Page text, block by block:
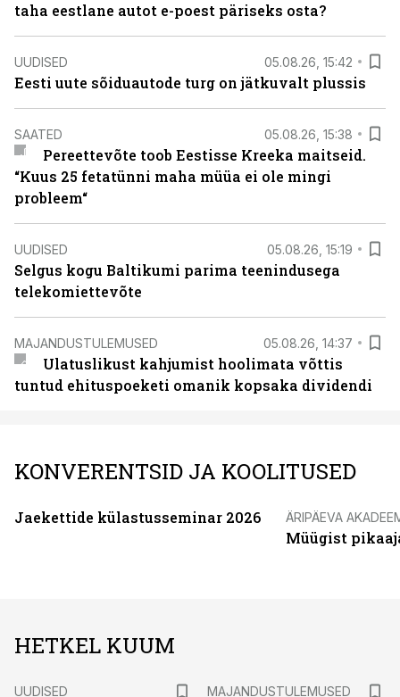
taha eestlane autot e-poest päriseks osta?
UUDISED 05.08.26, 15:42
Eesti uute sõiduautode turg on jätkuvalt plussis
SAATED 05.08.26, 15:38
Pereettevõte toob Eestisse Kreeka maitseid.
“Kuus 25 fetatünni maha müüa ei ole mingi
probleem“
UUDISED 05.08.26, 15:19
Selgus kogu Baltikumi parima teenindusega
telekomiettevõte
MAJANDUSTULEMUSED 05.08.26, 14:37
Ulatuslikust kahjumist hoolimata võttis
tuntud ehituspoeketi omanik kopsaka dividendi
KONVERENTSID JA KOOLITUSED
Jaekettide külastusseminar 2026 ÄRIPÄEVA
Müügist
HETKEL KUUM
UUDISED MAJANDUSTULEMUSED